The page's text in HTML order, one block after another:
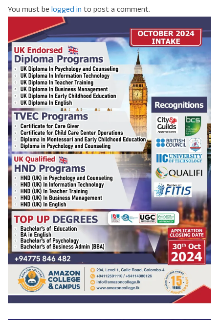
You must be logged in to post a comment.